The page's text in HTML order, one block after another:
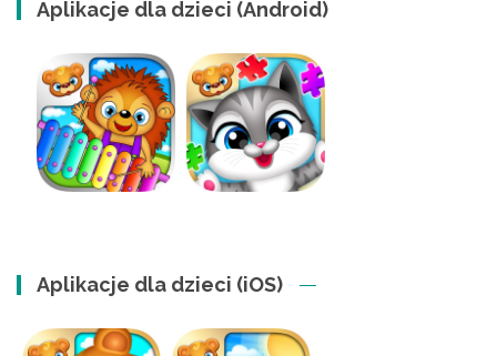
Aplikacje dla dzieci (Android)
Aplikacje dla dzieci (iOS)